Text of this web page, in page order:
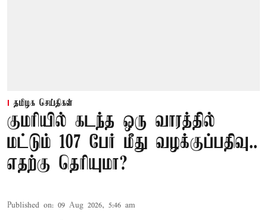
தமிழக செய்திகள்
குமரியில் கடந்த ஒரு வாரத்தில்
மட்டும் 107 பேர் மீது வழக்குப்பதிவு..
எதற்கு தெரியுமா?
Published on: 09 Aug 2026, 5:46 am